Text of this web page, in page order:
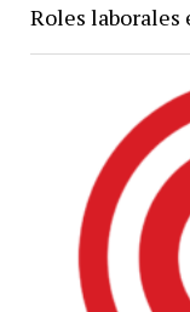
Roles laborales